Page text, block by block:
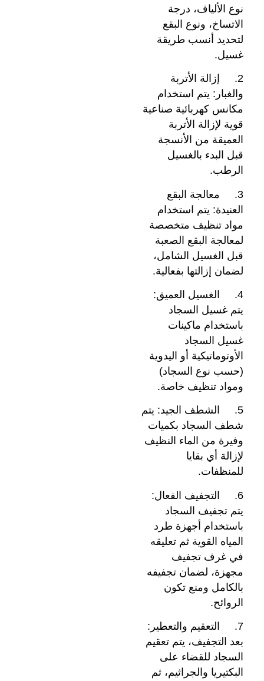
نوع الألياف، درجة
الاتساخ، ونوع البقع
لتحديد أنسب طريقة
غسيل.
2. إزالة الأتربة
والغبار: يتم استخدام
مكانس كهربائية صناعية
قوية لإزالة الأتربة
العميقة من الأنسجة
قبل البدء بالغسيل
الرطب.
3. معالجة البقع
العنيدة: يتم استخدام
مواد تنظيف متخصصة
لمعالجة البقع الصعبة
قبل الغسيل الشامل،
لضمان إزالتها بفعالية.
4. الغسيل العميق:
يتم غسيل السجاد
باستخدام ماكينات
غسيل السجاد
الأوتوماتيكية أو اليدوية
(حسب نوع السجاد)
ومواد تنظيف خاصة.
5. الشطف الجيد: يتم
شطف السجاد بكميات
وفيرة من الماء النظيف
لإزالة أي بقايا
للمنظفات.
6. التجفيف الفعال:
يتم تجفيف السجاد
باستخدام أجهزة طرد
المياه القوية ثم تعليقه
في غرف تجفيف
مجهزة، لضمان تجفيفه
بالكامل ومنع تكون
الروائح.
7. التعقيم والتعطير:
بعد التجفيف، يتم تعقيم
السجاد للقضاء على
البكتيريا والجراثيم، ثم